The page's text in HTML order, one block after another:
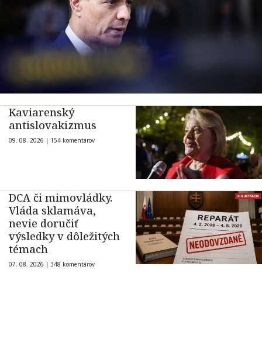
Kaviarenský
antislovakizmus
09. 08. 2026 | 154 komentárov
DCA či mimovládky.
Vláda sklamáva,
nevie doručiť
výsledky v dôležitých
témach
07. 08. 2026 | 348 komentárov